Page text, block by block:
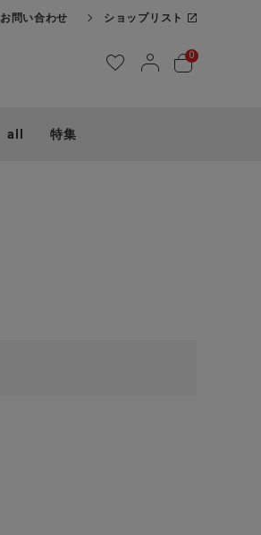
お問い合わせ ショップリスト
0
all 特集